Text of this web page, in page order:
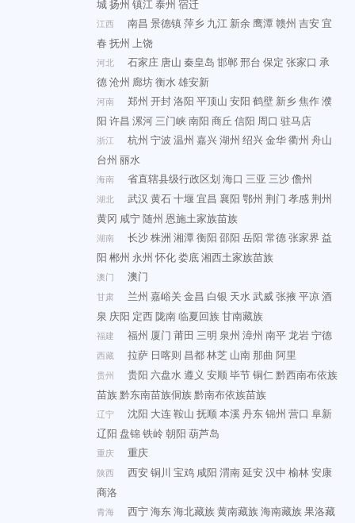
城扬州 镇江泰州 宿迁
江西 南昌 景德镇萍乡 九江 新余鹰潭赣州 吉安宜
春 抚州 上饶
河北 石家庄 唐山 秦皇岛 邯郸邢台 保定 张家口 承
德沧州 廊坊衡水雄安新
河南 郑州 开封洛阳 平顶山 安阳 鹤壁 新乡焦作濮
阳 许昌 漯河三门峡南阳 商丘 信阳 周口 驻马店
浙江 杭州 宁波 温州 嘉兴湖州 绍兴金华衢州 舟山
台州 丽水
海南 省直辖县级行政区划 海口 三亚 三沙儋州
湖北 武汉 黄石十堰 宜昌 襄阳 鄂州 荆门 孝感荆州
黄冈 咸宁随州 恩施土家族苗族
湖南 长沙株洲 湘潭衡阳 邵阳 岳阳 常德张家界 益
阳 郴州 永州 怀化娄底湘西土家族苗族
澳门 澳门
甘肃 兰州 嘉峪关 金昌 白银 天水武威张掖平凉酒
泉 庆阳 定西陇南临夏回族甘南藏族
福建 福州 厦门 莆田 三明 泉州 漳州 南平龙岩宁德
西藏 拉萨 日喀则 昌都林芝 山南那曲 阿里
贵州 贵阳 六盘水遵义 安顺毕节铜仁黔西南布依族
苗族黔东南苗族侗族黔南布依族苗族
辽宁 沈阳 大连鞍山 抚顺本溪丹东锦州 营口 阜新
辽阳 盘锦铁岭朝阳 葫芦岛
重庆 重庆
陕西 西安铜川 宝鸡 咸阳 渭南延安汉中 榆林安康
商洛
青海 西宁海东海北藏族黄南藏族海南藏族果洛藏